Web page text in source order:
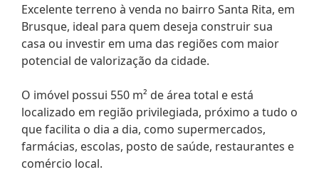
Excelente terreno à venda no bairro Santa Rita, em
Brusque, ideal para quem deseja construir sua
casa ou investir em uma das regiões com maior
potencial de valorização da cidade.
O imóvel possui 550 m² de área total e está
localizado em região privilegiada, próximo a tudo o
que facilita o dia a dia, como supermercados,
farmácias, escolas, posto de saúde, restaurantes e
comércio local.